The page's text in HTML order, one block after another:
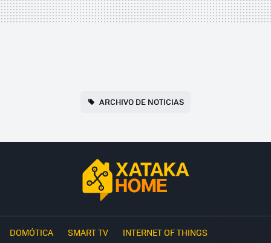
ARCHIVO DE NOTICIAS
DOMÓTICA SMART TV INTERNET OF THINGS